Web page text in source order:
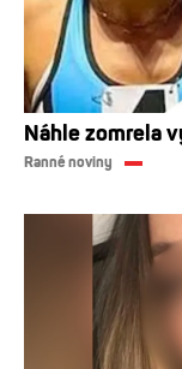
Náhle zomrela
Ranné noviny